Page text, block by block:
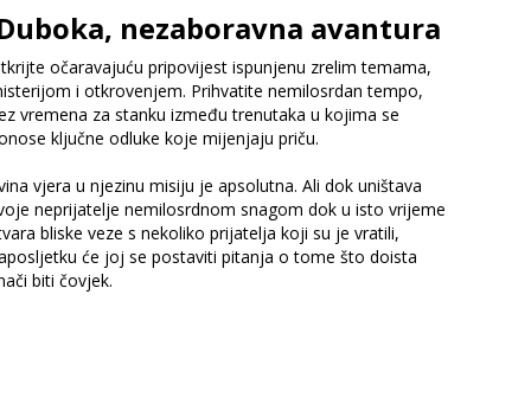
nezaboravna avantura
očaravajuću pripovijest ispunjenu zrelim temama,
i otkrovenjem. Prihvatite nemilosrdan tempo,
vremena za stanku između trenutaka u kojima se
ključne odluke koje mijenjaju priču.
vjera u njezinu misiju je apsolutna. Ali dok uništava
neprijatelje nemilosrdnom snagom dok u isto vrijeme
bliske veze s nekoliko prijatelja koji su je vratili,
će joj se postaviti pitanja o tome što doista
biti čovjek.